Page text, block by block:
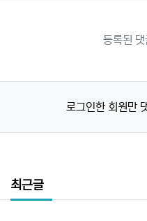
등록된
로그인한 회원만
최근글